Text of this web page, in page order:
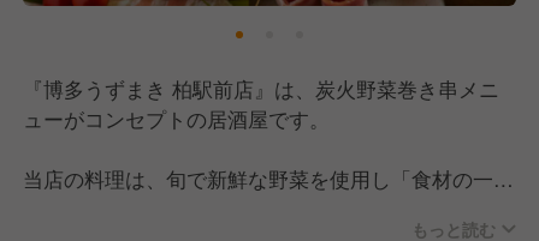
『博多うずまき 柏駅前店』は、炭火野菜巻き串メニ
ューがコンセプトの居酒屋です。
当店の料理は、旬で新鮮な野菜を使用し「食材の一期
もっと読む